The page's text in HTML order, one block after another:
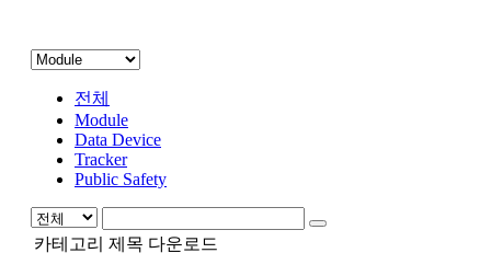
전체
Module
Data Device
Tracker
Public Safety
카테고리 제목 다운로드